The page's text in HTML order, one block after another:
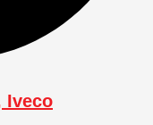
Iveco